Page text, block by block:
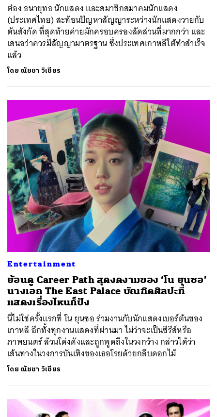
ต๋อง ธนายุทธ นักแสดง และสมาชิกสมาคมนักแสดง
(ประเทศไทย) สะท้อนปัญหาสัญญาระหว่างนักแสดงวายกับ
ต้นสังกัด ที่สุดท้ายค่ายมักครอบครองสัดส่วนที่มากกว่า และ
เสนอว่าควรมีสัญญามาตรฐาน ซึ่งประเทศเกาหลีใต้ทำสำเร็จ
แล้ว
โดย ณัชชา วิเชียร
Entertainment
ย้อนดู Career Path สุดงดงามของ ‘โน ยุนซอ’
นางเอก The East Palace บัณฑิตศิลปะที่
แสดงเรื่องไหนก็ปัง
นี่ไม่ใช่ครั้งแรกที่ โน ยุนซอ ร่วมงานกับนักแสดงเบอร์ต้นของ
เกาหลี อีกทั้งทุกงานแสดงที่ผ่านมา ไม่ว่าจะเป็นซีรีส์หรือ
ภาพยนตร์ ล้วนโด่งดังและถูกพูดถึงในวงกว้าง กล่าวได้ว่า
เส้นทางในวงการบันเทิงของเธอโรยด้วยกลีบดอกไม้
โดย ณัชชา วิเชียร